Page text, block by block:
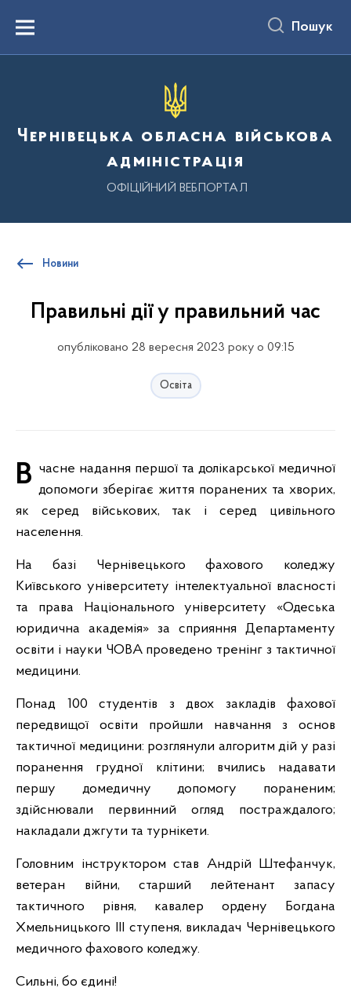
вмістуMenu Пошук
Чернівецька обласна військова
адміністрація
ОФІЦІЙНИЙ ВЕБПОРТАЛ
Новини
Правильні дії у правильний час
опубліковано 28 вересня 2023 року о 09:15
Освіта
Вчасне надання першої та долікарської медичної допомоги зберігає життя поранених та хворих,
як серед військових, так і серед цивільного
населення.
На базі Чернівецького фахового коледжу
Київського університету інтелектуальної власності
та права Національного університету «Одеська
юридична академія» за сприяння Департаменту
освіти і науки ЧОВА проведено тренінг з тактичної
медицини.
Понад 100 студентів з двох закладів фахової
передвищої освіти пройшли навчання з основ
тактичної медицини: розглянули алгоритм дій у разі
поранення грудної клітини; вчились надавати
першу домедичну допомогу пораненим;
здійснювали первинний огляд постраждалого;
накладали джгути та турнікети.
Головним інструктором став Андрій Штефанчук,
ветеран війни, старший лейтенант запасу
тактичного рівня, кавалер ордену Богдана
Хмельницького ІІІ ступеня, викладач Чернівецького
медичного фахового коледжу.
Сильні, бо єдині!